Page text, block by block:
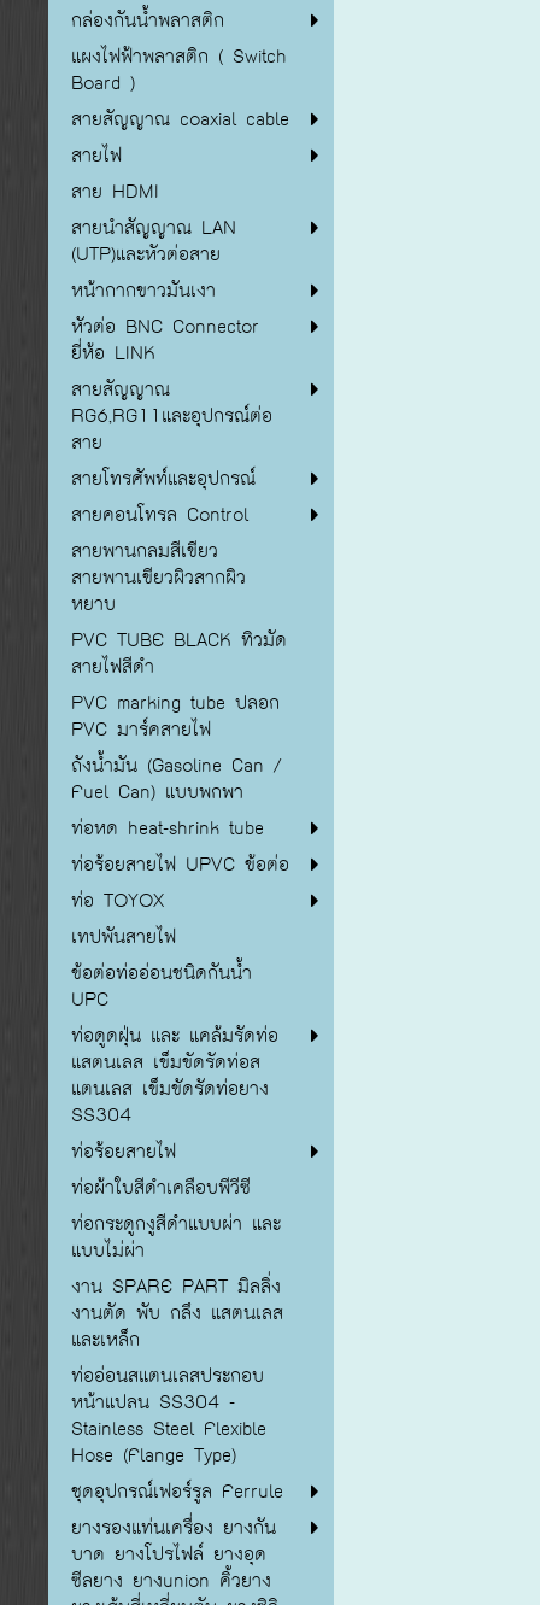
กล่องกันน้ำพลาสติก
แผงไฟฟ้าพลาสติก ( Switch
Board )
สายสัญญาณ coaxial cable
สายไฟ
สาย HDMI
สายนำสัญญาณ LAN
(UTP)และหัวต่อสาย
หน้ากากขาวมันเงา
หัวต่อ BNC Connector
ยี่ห้อ LINK
สายสัญญาณ
RG6,RG11และอุปกรณ์ต่อ
สาย
สายโทรศัพท์และอุปกรณ์
สายคอนโทรล Control
สายพานกลมสีเขียว
สายพานเขียวผิวสากผิว
หยาบ
PVC TUBE BLACK ทิวมัด
สายไฟสีดำ
PVC marking tube ปลอก
PVC มาร์คสายไฟ
ถังน้ำมัน (Gasoline Can /
Fuel Can) แบบพกพา
ท่อหด heat-shrink tube
ท่อร้อยสายไฟ UPVC ข้อต่อ
ท่อ TOYOX
เทปพันสายไฟ
ข้อต่อท่ออ่อนชนิดกันน้ำ
UPC
ท่อดูดฝุ่น และ แคล้มรัดท่อ
แสตนเลส เข็มขัดรัดท่อส
แตนเลส เข็มขัดรัดท่อยาง
SS304
ท่อร้อยสายไฟ
ท่อผ้าใบสีดำเคลือบพีวีซี
ท่อกระดูกงูสีดำแบบผ่า และ
แบบไม่ผ่า
งาน SPARE PART มิลลิ่ง
งานตัด พับ กลึง แสตนเลส
และเหล็ก
ท่ออ่อนสแตนเลสประกอบ
หน้าแปลน SS304 -
Stainless Steel Flexible
Hose (Flange Type)
ชุดอุปกรณ์เฟอร์รูล Ferrule
ยางรองแท่นเครื่อง ยางกัน
บาด ยางโปรไฟล์ ยางอุด
ซีลยาง ยางunion คิ้วยาง